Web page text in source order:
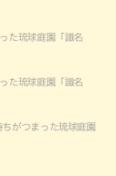
た琉球庭園「識名
た琉球庭園「識名
がつまった琉球庭園